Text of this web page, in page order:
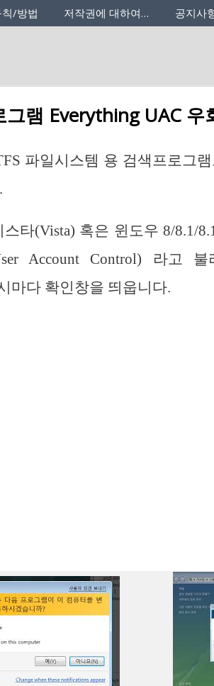
/방법 저작권에 대하여… 공지사
그램 Everything UAC 우
파일시스템 용 검색프로그
타(Vista) 혹은 윈도우 8/8.1/
Account Control) 라고
마다 확인창을 띄웁니다.